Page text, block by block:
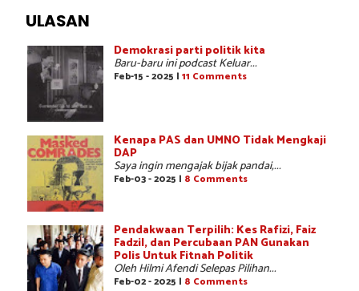
ULASAN
Demokrasi parti politik kita
Baru-baru ini podcast Keluar...
Feb-15 - 2025 | 11 Comments
Kenapa PAS dan UMNO Tidak Mengkaji
DAP
Saya ingin mengajak bijak pandai,...
Feb-03 - 2025 | 8 Comments
Pendakwaan Terpilih: Kes Rafizi, Faiz
Fadzil, dan Percubaan PAN Gunakan
Polis Untuk Fitnah Politik
Oleh Hilmi Afendi Selepas Pilihan...
Feb-02 - 2025 | 8 Comments